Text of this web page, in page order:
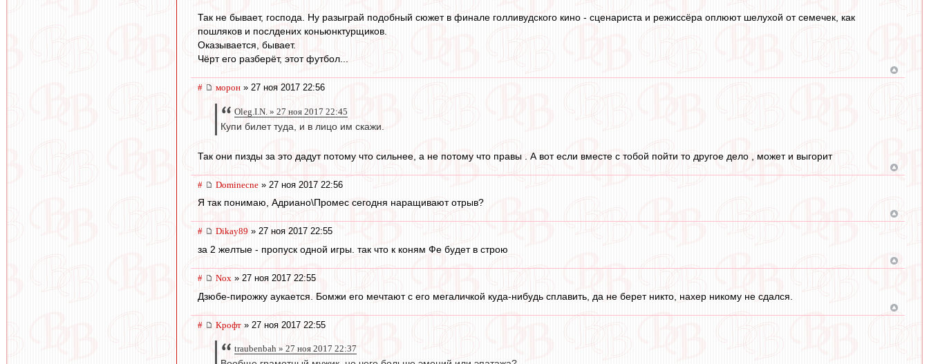
Так не бывает, господа. Ну разыграй подобный сюжет в финале голливудского кино - сценариста и режиссёра оплюют шелухой от семечек, как
пошляков и послдених коньюнктурщиков.
Оказывается, бывает.
Чёрт его разберёт, этот футбол...
# морон » 27 ноя 2017 22:56
Oleg.I.N. » 27 ноя 2017 22:45
Купи билет туда, и в лицо им скажи.
Так они пизды за это дадут потому что сильнее, а не потому что правы . А вот если вместе с тобой пойти то другое дело , может и выгорит
# Dominecne » 27 ноя 2017 22:56
Я так понимаю, Адриано\Промес сегодня наращивают отрыв?
# Dikay89 » 27 ноя 2017 22:55
за 2 желтые - пропуск одной игры. так что к коням Фе будет в строю
# Nox » 27 ноя 2017 22:55
Дзюбе-пирожку аукается. Бомжи его мечтают с его мегаличкой куда-нибудь сплавить, да не берет никто, нахер никому не сдался.
# Крофт » 27 ноя 2017 22:55
traubenbah » 27 ноя 2017 22:37